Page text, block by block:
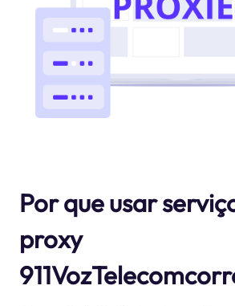
Por que usar
proxy